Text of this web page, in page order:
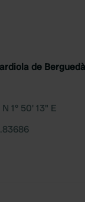
personalise
about
advertising and
other information
de
1° 50' 13" E